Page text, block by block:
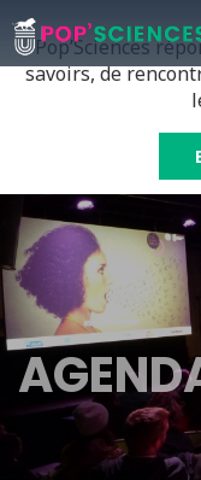
Pop’Sciences
savoirs, de